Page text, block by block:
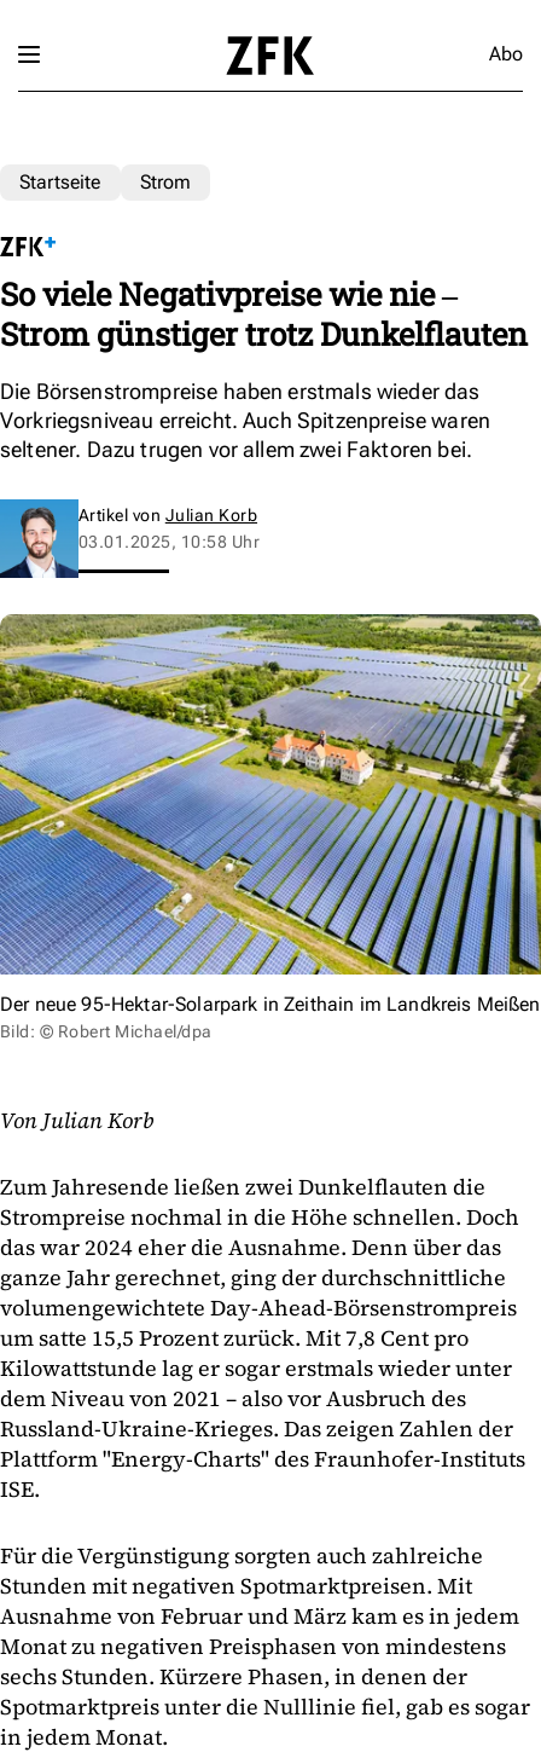
Abo
Startseite Strom
So viele Negativpreise wie nie ‒
Strom günstiger trotz Dunkelflauten
Die Börsenstrompreise haben erstmals wieder das
Vorkriegsniveau erreicht. Auch Spitzenpreise waren
seltener. Dazu trugen vor allem zwei Faktoren bei.
Artikel von Julian Korb
03.01.2025, 10:58 Uhr
Der neue 95-Hektar-Solarpark in Zeithain im Landkreis Meißen
Bild: © Robert Michael/dpa
Von Julian Korb
Zum Jahresende ließen zwei Dunkelflauten die
Strompreise nochmal in die Höhe schnellen. Doch
das war 2024 eher die Ausnahme. Denn über das
ganze Jahr gerechnet, ging der durchschnittliche
volumengewichtete Day-Ahead-Börsenstrompreis
um satte 15,5 Prozent zurück. Mit 7,8 Cent pro
Kilowattstunde lag er sogar erstmals wieder unter
dem Niveau von 2021 – also vor Ausbruch des
Russland-Ukraine-Krieges. Das zeigen Zahlen der
Plattform "Energy-Charts" des Fraunhofer-Instituts
ISE.
Für die Vergünstigung sorgten auch zahlreiche
Stunden mit negativen Spotmarktpreisen. Mit
Ausnahme von Februar und März kam es in jedem
Monat zu negativen Preisphasen von mindestens
sechs Stunden. Kürzere Phasen, in denen der
Spotmarktpreis unter die Nulllinie fiel, gab es sogar
in jedem Monat.